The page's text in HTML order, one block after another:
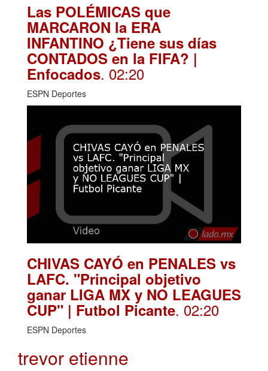
Las POLÉMICAS que
MARCARON la ERA
INFANTINO ¿Tiene sus días
CONTADOS en la FIFA? |
Enfocados. 02:20
ESPN Deportes
CHIVAS CAYÓ en PENALES vs
LAFC. "Principal objetivo
ganar LIGA MX y NO LEAGUES
CUP" | Futbol Picante. 02:20
ESPN Deportes
trevor etienne